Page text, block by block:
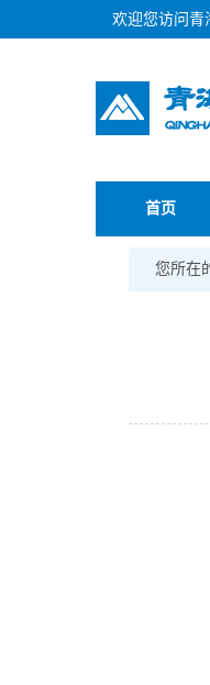
欢迎您访问青
首页
您所在